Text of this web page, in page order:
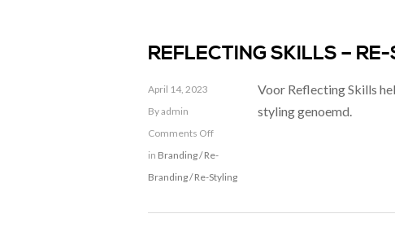
REFLECTING SKILLS –
April 14, 2023
By admin
Comments Off
in Branding / Re-
Branding / Re-Styling
Voor Reflecting Skills
styling genoemd.